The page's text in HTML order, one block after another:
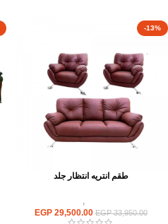
-13%
طقم انتريه انتظار جلد
انتريهات استقبال,
EGP33,950.00
EGP29,500.00